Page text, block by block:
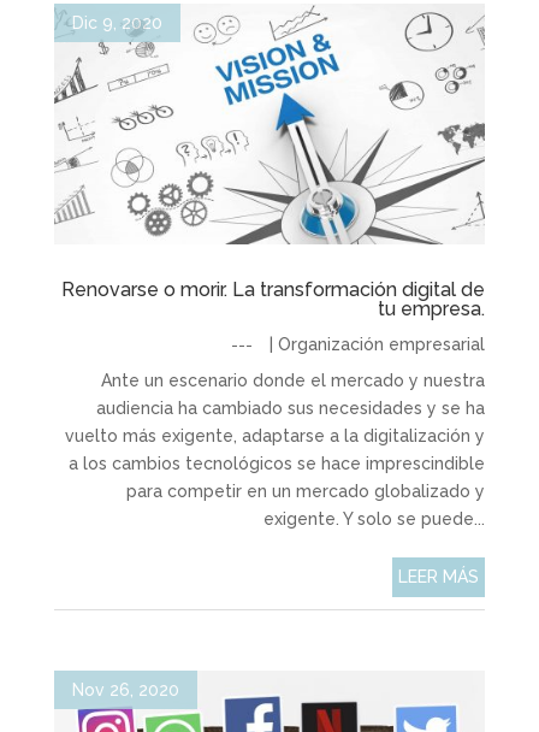
Renovarse o morir. La transformación digital de
tu empresa.
Dic 9, 2020
|Organización empresarial
Ante un escenario donde el mercado y nuestra
audiencia ha cambiado sus necesidades y se ha
vuelto más exigente, adaptarse a la digitalización y
a los cambios tecnológicos se hace imprescindible
para competir en un mercado globalizado y
exigente. Y solo se puede...
LEER MÁS
Nov 26, 2020